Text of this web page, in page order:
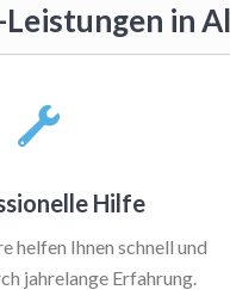
in
Hilfe
helfen Ihnen schnell und
jahrelange Erfahrung.